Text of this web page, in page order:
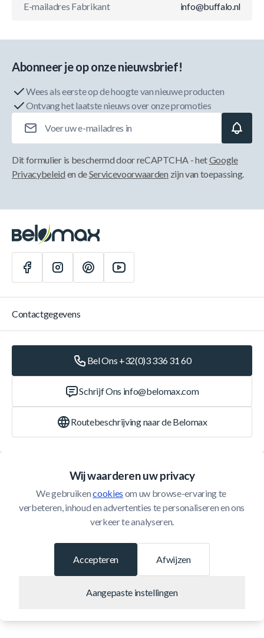
E-mailadres Fabrikant info@buffalo.nl
Wij waarderen uw privacy
We gebruiken cookies om uw browse-ervaring te
verbeteren, inhoud en advertenties te personaliseren en ons
verkeer te analyseren.
Afwijzen
Aangepaste instellingen
Accepteren
Abonneer je op onze nieuwsbrief!
Wees als eerste op de hoogte van nieuwe producten
Ontvang het laatste nieuws over onze promoties
Dit formulier is beschermd door reCAPTCHA - hetGoogle
Privacybeleid en deServicevoorwaarden zijn van toepassing.
Klantenservice
Contactgegevens
Bel Ons +32(0)3 336 31 60
Schrijf Ons info@belomax.com
Routebeschrijving naar de Belomax